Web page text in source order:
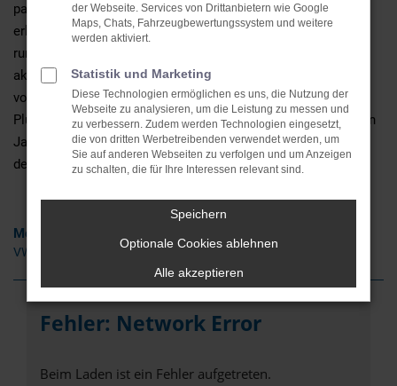
passende Modell vorhanden ist. Wir vom Autohaus Abraham
erleichtern Ihnen den VW Neuwagen- Kauf und bieten eine
rundum kompetente Beratung. Gerne vergleichen wir die
aktuellen VW Neuwagen mit gebrauchten Modellen aus
vorherigen Generationen und zeigen Ihnen die einzelnen
Pluspunkte und Vorteile auf. Des Weiteren sind wir seit vielen
Jahren in der Region Rügen verankert und somit auch nach
dem Kauf gerne weiter Ihr Ansprechpartner.
Modelle
VW Golf Neuwagen Rügen
Fehler: Network Error
Beim Laden ist ein Fehler aufgetreten.
der Webseite. Services von Drittanbietern wie Google
Maps, Chats, Fahrzeugbewertungssystem und weitere
werden aktiviert.
Statistik und Marketing
Diese Technologien ermöglichen es uns, die Nutzung der
Webseite zu analysieren, um die Leistung zu messen und
zu verbessern. Zudem werden Technologien eingesetzt,
die von dritten Werbetreibenden verwendet werden, um
Sie auf anderen Webseiten zu verfolgen und um Anzeigen
zu schalten, die für Ihre Interessen relevant sind.
Speichern
Optionale Cookies ablehnen
Alle akzeptieren